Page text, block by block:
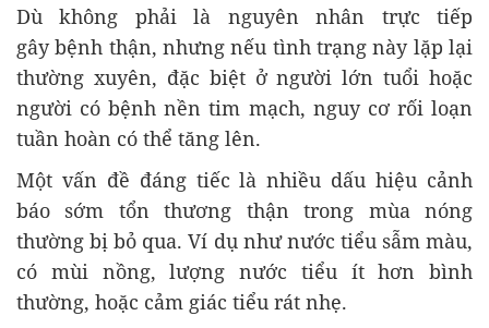
Dù không phải là nguyên nhân trực tiếp
gây bệnh thận, nhưng nếu tình trạng này lặp lại
thường xuyên, đặc biệt ở người lớn tuổi hoặc
người có bệnh nền tim mạch, nguy cơ rối loạn
tuần hoàn có thể tăng lên.
Một vấn đề đáng tiếc là nhiều dấu hiệu cảnh
báo sớm tổn thương thận trong mùa nóng
thường bị bỏ qua. Ví dụ như nước tiểu sẫm màu,
có mùi nồng, lượng nước tiểu ít hơn bình
thường, hoặc cảm giác tiểu rát nhẹ.